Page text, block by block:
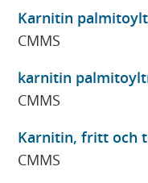
Karnitin
CMMS
karnitin
CMMS
Karnitin, fritt och
CMMS